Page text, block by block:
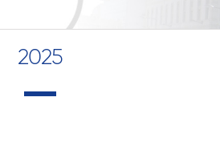
2025